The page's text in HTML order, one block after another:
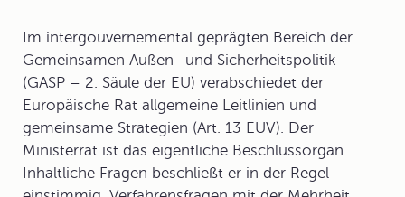
Im intergouvernemental geprägten Bereich der
Gemeinsamen Außen- und Sicherheitspolitik
(GASP – 2. Säule der EU) verabschiedet der
Europäische Rat allgemeine Leitlinien und
gemeinsame Strategien (Art. 13 EUV). Der
Ministerrat ist das eigentliche Beschlussorgan.
Inhaltliche Fragen beschließt er in der Regel